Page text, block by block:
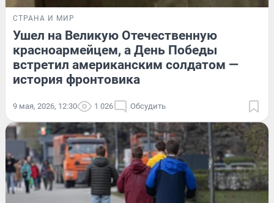
СТРАНА И МИР
Ушел на Великую Отечественную
красноармейцем, а День Победы
встретил американским солдатом —
история фронтовика
9 мая, 2026, 12:30 1 026 Обсудить